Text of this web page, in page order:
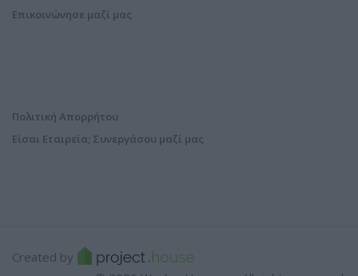
Επικοινώνησε μαζί μας
Πολιτική Απορρήτου
Είσαι Εταιρεία; Συνεργάσου μαζί μας
Created by